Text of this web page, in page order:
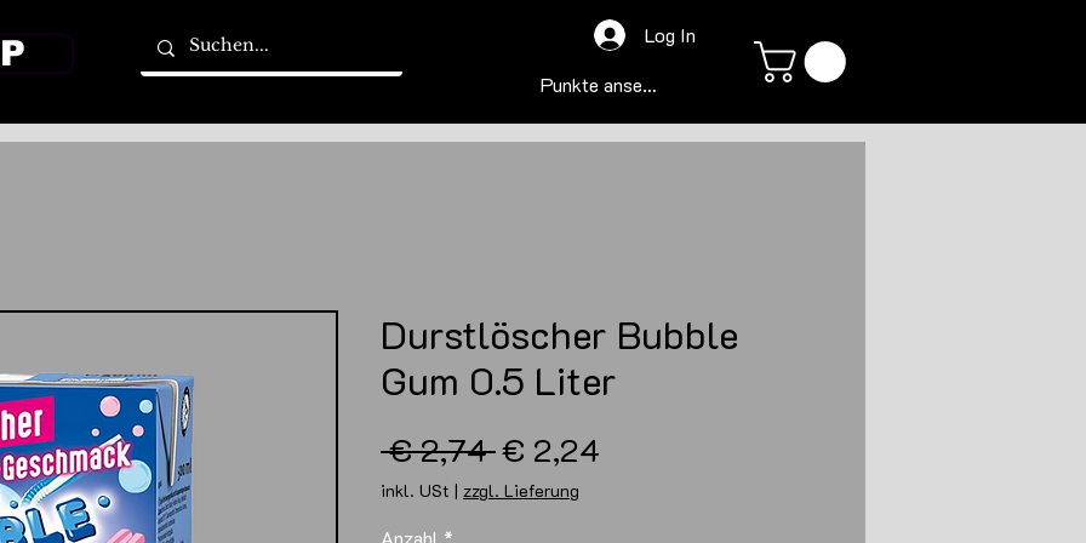
Log In
Punkte ansehen
Durstlöscher Bubble
Gum 0.5 Liter
€ 2,74 Standardpreis
€ 2,24
inkl. USt | zzgl. Lieferung
Anzahl *